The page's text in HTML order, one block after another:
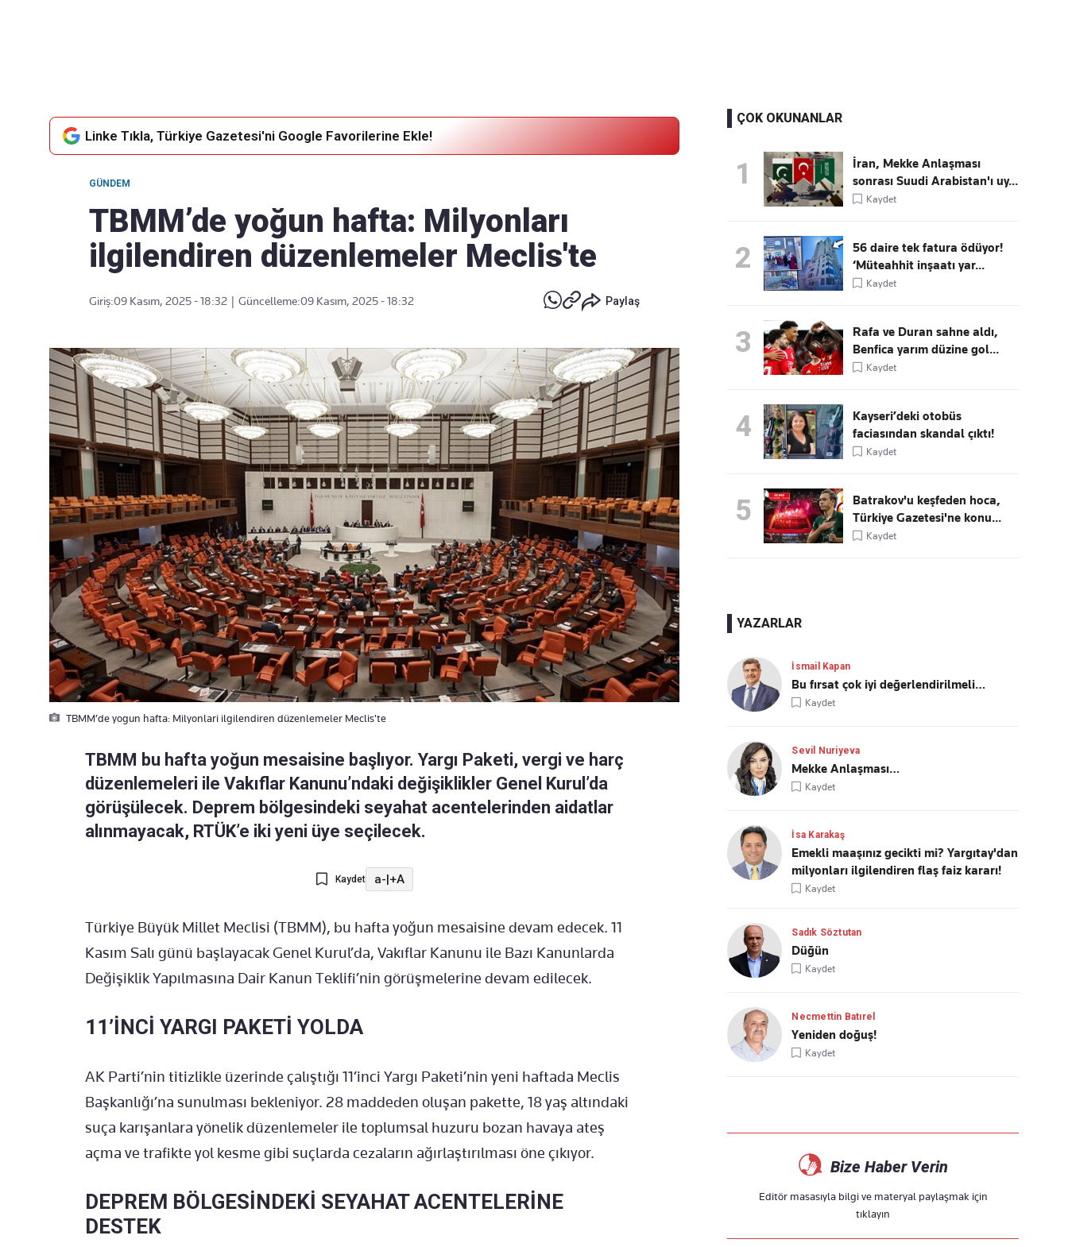
Linke Tıkla, Türkiye Gazetesi'ni Google Favorilerine Ekle!
GÜNDEM
TBMM’de yoğun hafta: Milyonları
ilgilendiren düzenlemeler Meclis'te
Giriş:09 Kasım, 2025 - 18:32 Güncelleme:09 Kasım, 2025 - 18:32 Paylaş
TBMM’de yogun hafta: Milyonlari ilgilendiren düzenlemeler Meclis'te
TBMM bu hafta yoğun mesaisine başlıyor. Yargı Paketi, vergi ve harç
düzenlemeleri ile Vakıflar Kanunu’ndaki değişiklikler Genel Kurul’da
görüşülecek. Deprem bölgesindeki seyahat acentelerinden aidatlar
alınmayacak, RTÜK’e iki yeni üye seçilecek.
Kaydet a-|+A
Türkiye Büyük Millet Meclisi (TBMM), bu hafta yoğun mesaisine devam edecek. 11
Kasım Salı günü başlayacak Genel Kurul’da, Vakıflar Kanunu ile Bazı Kanunlarda
Değişiklik Yapılmasına Dair Kanun Teklifi’nin görüşmelerine devam edilecek.
11’İNCİ YARGI PAKETİ YOLDA
AK Parti’nin titizlikle üzerinde çalıştığı 11’inci Yargı Paketi’nin yeni haftada Meclis
Başkanlığı’na sunulması bekleniyor. 28 maddeden oluşan pakette, 18 yaş altındaki
suça karışanlara yönelik düzenlemeler ile toplumsal huzuru bozan havaya ateş
açma ve trafikte yol kesme gibi suçlarda cezaların ağırlaştırılması öne çıkıyor.
DEPREM BÖLGESİNDEKİ SEYAHAT ACENTELERİNE
DESTEK
ÇOK OKUNANLAR
1
İran, Mekke Anlaşması
sonrası Suudi Arabistan'ı uy...
Kaydet
2
56 daire tek fatura ödüyor!
‘Müteahhit inşaatı yar...
Kaydet
3
Rafa ve Duran sahne aldı,
Benfica yarım düzine gol...
Kaydet
4
Kayseri’deki otobüs
faciasından skandal çıktı!
Kaydet
5
Batrakov'u keşfeden hoca,
Türkiye Gazetesi'ne konu...
Kaydet
YAZARLAR
İsmail Kapan
Bu fırsat çok iyi değerlendirilmeli…
Kaydet
Sevil Nuriyeva
Mekke Anlaşması…
Kaydet
İsa Karakaş
Emekli maaşınız gecikti mi? Yargıtay'dan
milyonları ilgilendiren flaş faiz kararı!
Kaydet
Sadık Söztutan
Düğün
Kaydet
Necmettin Batırel
Yeniden doğuş!
Kaydet
Bize Haber Verin
Editör masasıyla bilgi ve materyal paylaşmak için
tıklayın